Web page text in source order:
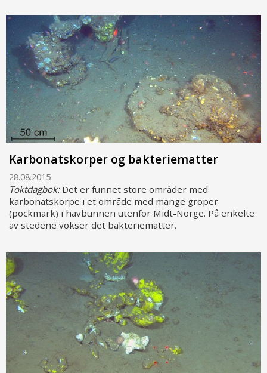
Karbonatskorper og bakteriematter
28.08.2015
Toktdagbok:Det er funnet store områder med
karbonatskorpe i et område med mange groper
(pockmark) i havbunnen utenfor Midt-Norge. På enkelte
av stedene vokser det bakteriematter.